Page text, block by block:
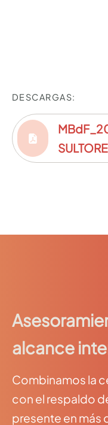
DESCARGAS:
alcance
Combinamos la
con el respaldo
presente en más